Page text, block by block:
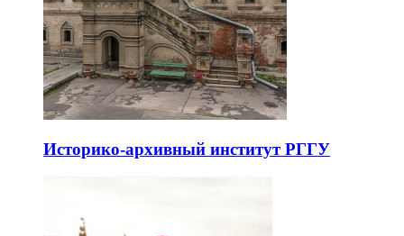
Историко-архивный институт РГГУ